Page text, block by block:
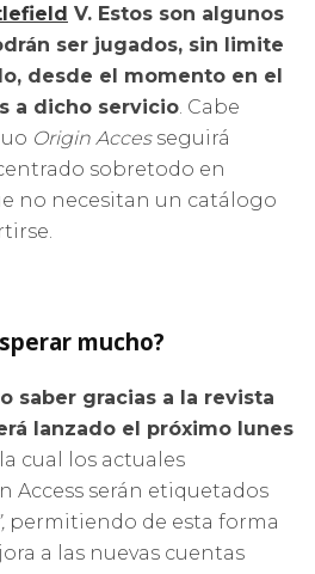
V. Estos son algunos
ser jugados, sin limite
desde el momento en el
a dicho servicio . Cabe
Origin Accesseguirá
sobretodo en
no necesitan un catálogo
mucho?
saber gracias a la revista
lanzado el próximo lunes
la cual los actuales
Access serán etiquetados
permitiendo de esta forma
a las nuevas cuentas